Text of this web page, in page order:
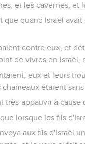
et les cavernes, et
que quand Israël
contre eux, et
de vivres en Israël,
eux et leurs
étaient
très-appauvri à
lorsque les fils
aux fils d'Israël